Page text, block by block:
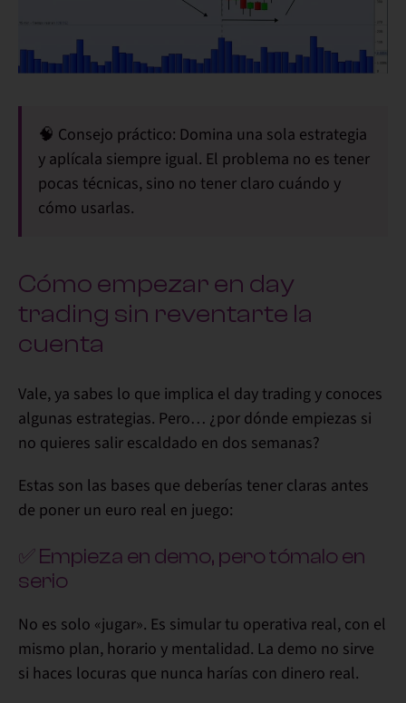
🧠 Consejo práctico: Domina una sola estrategia
y aplícala siempre igual. El problema no es tener
pocas técnicas, sino no tener claro cuándo y
cómo usarlas.
Cómo empezar en day
trading sin reventarte la
cuenta
Vale, ya sabes lo que implica el day trading y conoces
algunas estrategias. Pero… ¿por dónde empiezas si
no quieres salir escaldado en dos semanas?
Estas son las bases que deberías tener claras antes
de poner un euro real en juego:
✅ Empieza en demo, pero tómalo en
serio
No es solo «jugar». Es simular tu operativa real, con el
mismo plan, horario y mentalidad. La demo no sirve
si haces locuras que nunca harías con dinero real.